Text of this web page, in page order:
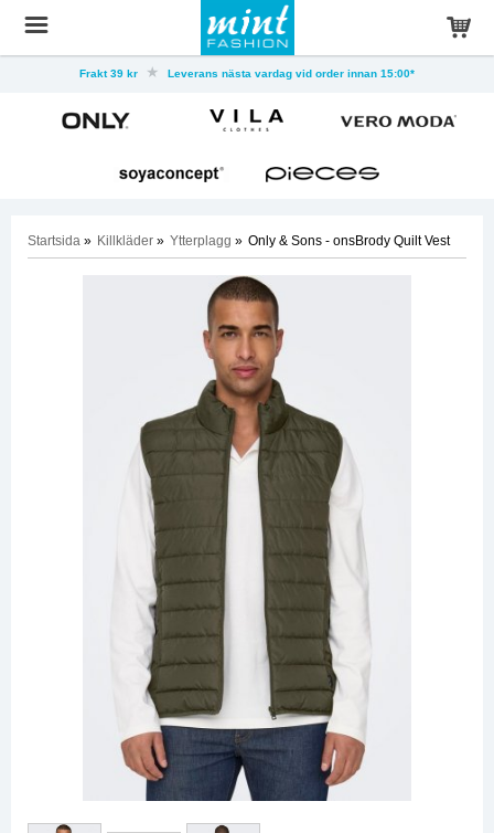
Frakt 39 kr Leverans nästa vardag vid order innan 15:00*
Startsida » Killkläder » Ytterplagg » Only & Sons - onsBrody Quilt Vest